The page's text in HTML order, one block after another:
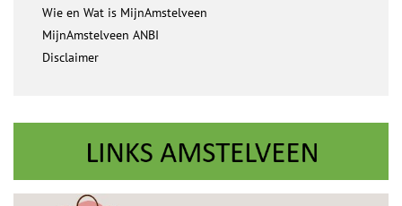
Wie en Wat is MijnAmstelveen
MijnAmstelveen ANBI
Disclaimer